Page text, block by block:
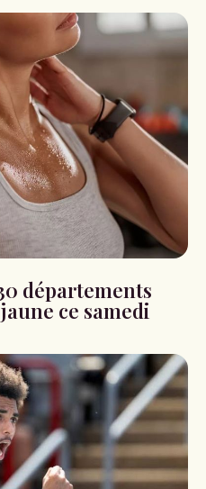
départements
ce samedi